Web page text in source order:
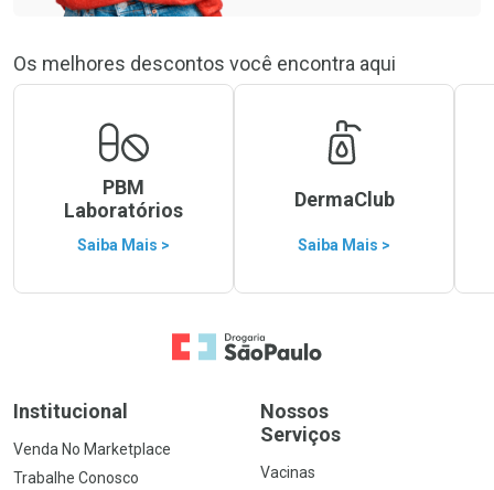
Os melhores descontos você encontra aqui
PBM
Laboratórios
Saiba Mais >
DermaClub
Saiba Mais >
Ir para a Home
Institucional
Venda No Marketplace
Trabalhe Conosco
Nossos
Serviços
Vacinas